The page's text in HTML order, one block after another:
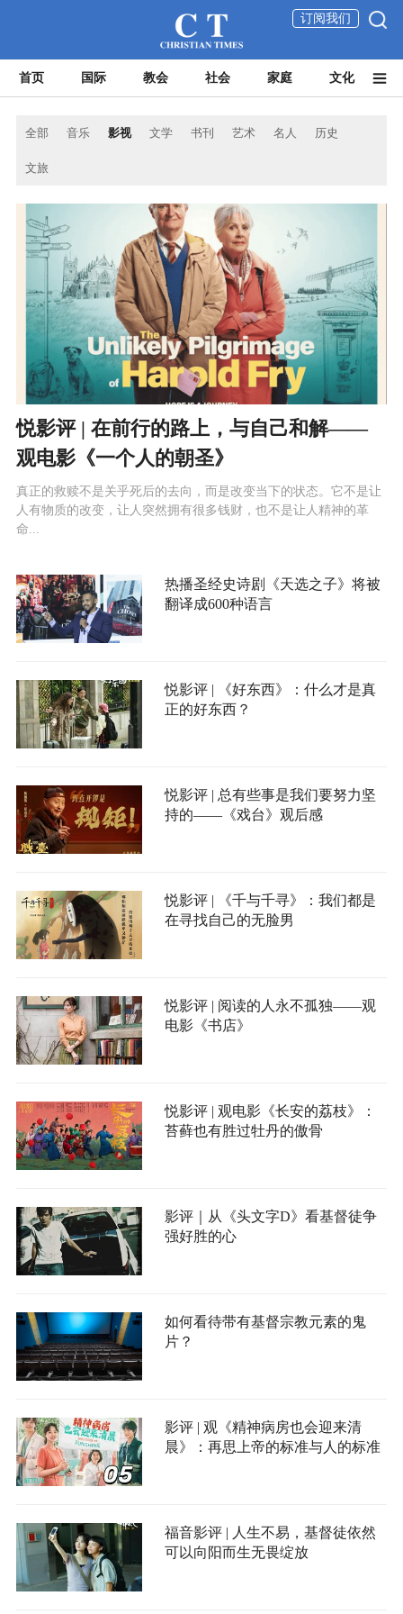
订阅我们
首页 国际 教会 社会 家庭 文化
全部 音乐 影视 文学 书刊 艺术 名人 历史
文旅
悦影评 | 在前行的路上，与自己和解——
观电影《一个人的朝圣》
真正的救赎不是关乎死后的去向，而是改变当下的状态。它不是让
人有物质的改变，让人突然拥有很多钱财，也不是让人精神的革
命...
热播圣经史诗剧《天选之子》将被
翻译成600种语言
悦影评 | 《好东西》：什么才是真
正的好东西？
悦影评 | 总有些事是我们要努力坚
持的——《戏台》观后感
悦影评 | 《千与千寻》：我们都是
在寻找自己的无脸男
悦影评 | 阅读的人永不孤独——观
电影《书店》
悦影评 | 观电影《长安的荔枝》：
苔藓也有胜过牡丹的傲骨
影评｜从《头文字D》看基督徒争
强好胜的心
如何看待带有基督宗教元素的鬼
片？
影评 | 观《精神病房也会迎来清
晨》：再思上帝的标准与人的标准
福音影评 | 人生不易，基督徒依然
可以向阳而生无畏绽放